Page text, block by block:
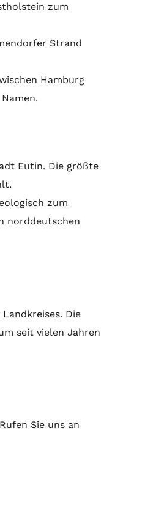
zum
Strand
Hamburg
Eutin. Die größte
zum
norddeutschen
Die
seit vielen Jahren
Sie uns an